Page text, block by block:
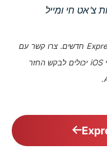
*החזר כספי תוך 30 יום זמין ללקוחות ExpressVPN חדשים. צרו קשר עם
צוות התמיכה שלנו כדי לבקש החזר כספי. מנויי iOS יכולים לבקש החזר